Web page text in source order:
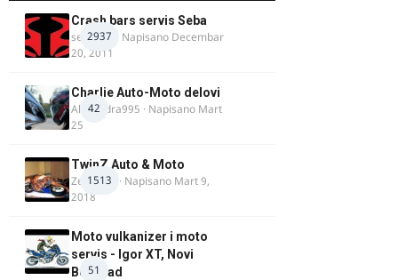
2937
Crash bars servis Seba
seba011 · Napisano Decembar
20, 2011
42
Charlie Auto-Moto delovi
Alexandra995 · Napisano Mart
25
1513
TwinZ Auto & Moto
Zeljkamp · Napisano Mart 9,
2018
51
Moto vulkanizer i moto
servis - Igor XT, Novi
Beograd